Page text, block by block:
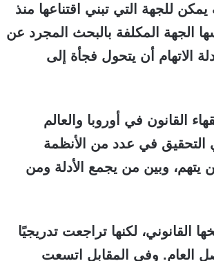
يمكن للجهة التي تبني اقتناعها منذ
الجهة المكلفة بالبحث المجرد عن
أن يتحول فجأة إلى
القانون في أوروبا والعالم
في عدد من الأنظمة
يتهم، وبين من يجمع الأدلة ومن
القانوني، لكنها تراجعت تدريجيًا
العام. وفي المقابل اتسعت